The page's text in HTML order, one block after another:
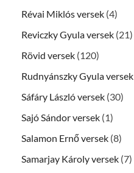
Révai Miklós versek (4)
Reviczky Gyula versek (21)
Rövid versek (120)
Rudnyánszky Gyula versek
Sáfáry László versek (30)
Sajó Sándor versek (1)
Salamon Ernő versek (8)
Samarjay Károly versek (7)